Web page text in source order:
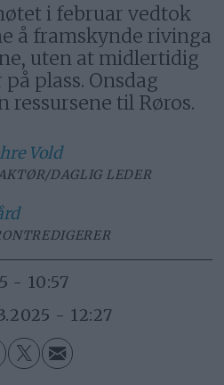
i februar vedtok
å framskynde rivinga
uten at midlertidig
plass. Onsdag
til Røros.
Vold
DAGLIG LEDER
- 10:57
- 12:27